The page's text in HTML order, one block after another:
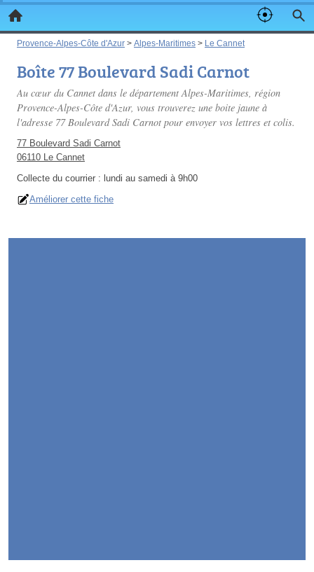
Provence-Alpes-Côte d'Azur > Alpes-Maritimes > Le Cannet
Boîte 77 Boulevard Sadi Carnot
Au cœur du Cannet dans le département Alpes-Maritimes, région
Provence-Alpes-Côte d'Azur, vous trouverez une boite jaune à
l'adresse 77 Boulevard Sadi Carnot pour envoyer vos lettres et colis.
77 Boulevard Sadi Carnot
06110 Le Cannet
Collecte du courrier : lundi au samedi à 9h00
Améliorer cette fiche